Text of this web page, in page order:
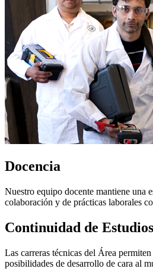
Docencia
Nuestro equipo docente mantiene una
colaboración y de prácticas laborales
Continuidad de Estudios
Las carreras técnicas del Área
posibilidades de desarrollo de cara al